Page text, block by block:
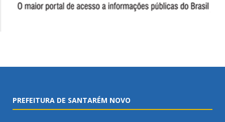
PREFEITURA DE SANTARÉM NOVO